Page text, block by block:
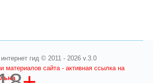
гид © 2011 - 2026 v.3.0
материалов сайта - активная ссылка на